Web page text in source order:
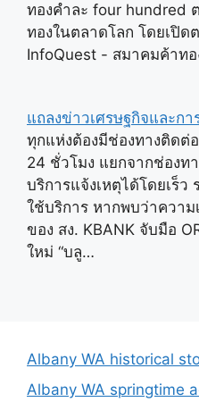
ทองคำละ four hundred
ทองในตลาดโลก โดยเปิด
InfoQuest - สมาคมค้าทอ
แถลงข่าวเศรษฐกิจและก
ทุกแห่งต้องมีช่องทางติดต่
24 ชั่วโมง แยกจากช่องท
บริการแจ้งเหตุได้โดยเร็
ใช้บริการ หากพบว่าความ
ของ สง. KBANK จับมือ
ใหม่ “บลู…
Albany WA historical
Albany WA springtime